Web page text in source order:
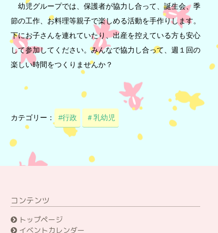
幼児グループでは、保護者が協力し合って、誕生会、季
節の工作、お料理等親子で楽しめる活動を手作りします。
下にお子さんを連れていたり、出産を控えている方も安心
して参加してください。みんなで協力し合って、週１回の
楽しい時間をつくりませんか？
カテゴリー： #行政 ＃乳幼児
コンテンツ
トップページ
イベントカレンダー